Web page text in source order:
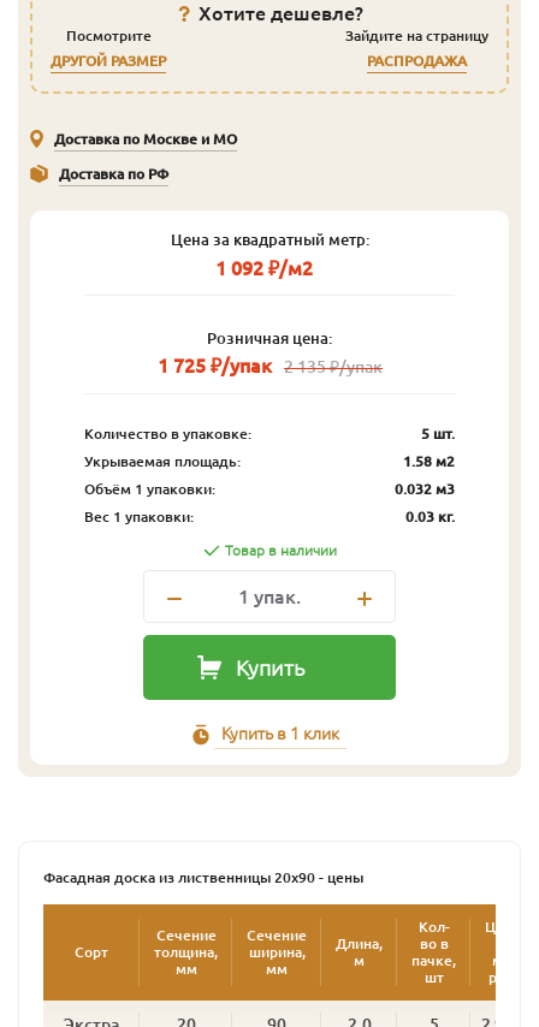
Хотите дешевле?
Посмотрите
ДРУГОЙ РАЗМЕР
Зайдите на страницу
РАСПРОДАЖА
Доставка по Москве и МО
Доставка по РФ
Цена за квадратный метр:
1 092 ₽/м2
Розничная цена:
1 725 ₽/упак 2 135 ₽/упак
Количество в упаковке:
5 шт.
Укрываемая площадь:
1.58 м2
Объём 1 упаковки:
0.032 м3
Вес 1 упаковки:
0.03 кг.
Товар в наличии
1 упак.
Купить
Купить в 1 клик
Фасадная доска из лиственницы 20х90 - цены
Сорт
Сечение
толщина,
мм
Сечение
ширина,
мм
Длина,
м
Кол-
во в
пачке,
шт
Цена
м
руб.